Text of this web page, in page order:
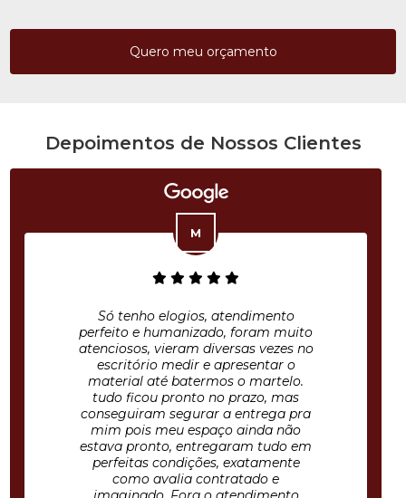
Quero meu orçamento
Depoimentos de Nossos Clientes
Só tenho elogios, atendimento
perfeito e humanizado, foram muito
atenciosos, vieram diversas vezes no
escritório medir e apresentar o
material até batermos o martelo.
tudo ficou pronto no prazo, mas
conseguiram segurar a entrega pra
mim pois meu espaço ainda não
estava pronto, entregaram tudo em
perfeitas condições, exatamente
como avalia contratado e